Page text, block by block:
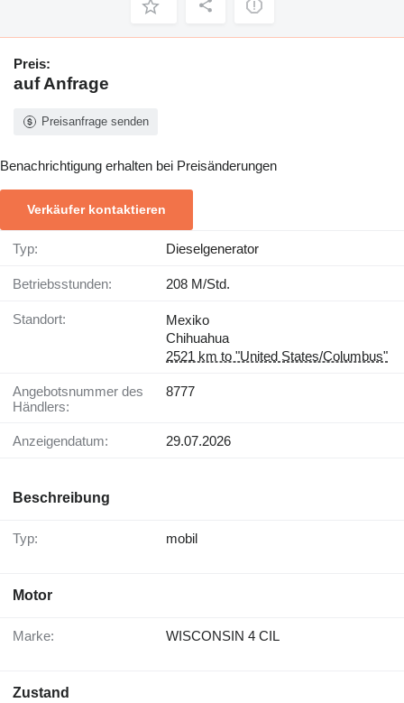
Preis:
auf Anfrage
Preisanfrage senden
Benachrichtigung erhalten bei Preisänderungen
Verkäufer kontaktieren
Typ: Dieselgenerator
Betriebsstunden: 208 M/Std.
Standort:
Mexiko
Chihuahua
2521 km to "United States/Columbus"
Angebotsnummer des
Händlers:
8777
Anzeigendatum: 29.07.2026
Beschreibung
Typ: mobil
Motor
Marke: WISCONSIN 4 CIL
Zustand